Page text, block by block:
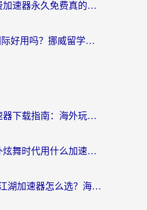
海外党必看：免费加速器永久免费真的存在吗？教你选对回国加速器无缝刷国内资源
ChickCN和夏时国际好用吗？挪威留学生亲测3款回国加速器，附穿梭和加速喵对比指南
热血传奇回国加速器下载指南：海外玩家如何流畅砍怪不卡顿？
海外党必看：国外炫舞时代用什么加速器比较好？解决延迟卡顿的终极方案
美国玩剑网3指尖江湖加速器怎么选？海外党亲测避坑指南